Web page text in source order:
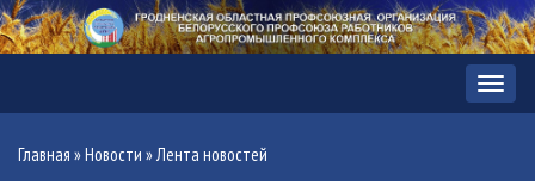
Меню
Главная »Новости »Лента новостей